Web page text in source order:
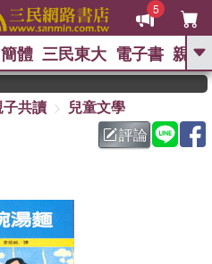
5
GO
：東野圭吾 、 高希均教授回憶錄
父親節 、 如果歷
暑期推薦 、 國際布克
的迷走神經
簡體 三民東大 電子書 親子
子共讀
兒童文學
評論